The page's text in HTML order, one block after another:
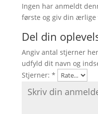
Ingen har anmeldt
første og giv din ærlige
Del din
Angiv antal stjerner
udfyld dit navn og
Stjerner: *